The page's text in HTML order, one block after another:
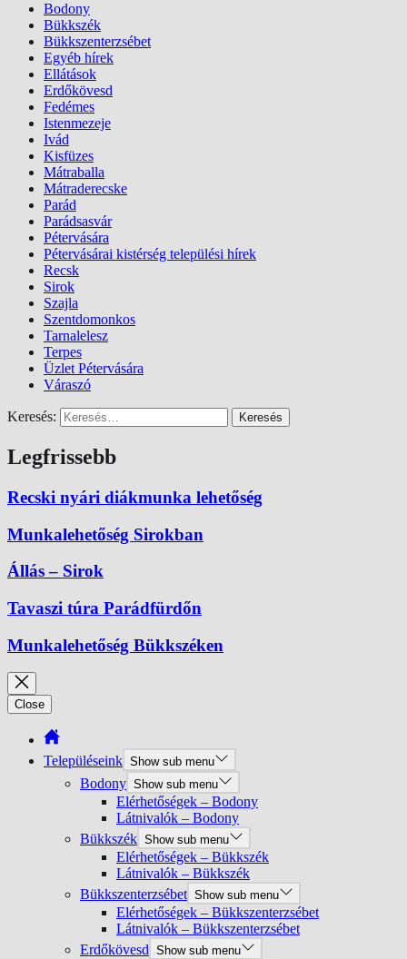
Bodony
Bükkszék
Bükkszenterzsébet
Egyéb hírek
Ellátások
Erdőkövesd
Fedémes
Istenmezeje
Ivád
Kisfüzes
Mátraballa
Mátraderecske
Parád
Parádsasvár
Pétervására
Pétervásárai kistérség települési hírek
Recsk
Sirok
Szajla
Szentdomonkos
Tarnalelesz
Terpes
Üzlet Pétervására
Váraszó
Keresés:
Legfrissebb
Recski nyári diákmunka lehetőség
Munkalehetőség Sirokban
Állás – Sirok
Tavaszi túra Parádfürdőn
Munkalehetőség Bükkszéken
Close
Településeink Show sub menu
Bodony Show sub menu
Elérhetőségek – Bodony
Látnivalók – Bodony
Bükkszék Show sub menu
Elérhetőségek – Bükkszék
Látnivalók – Bükkszék
Bükkszenterzsébet Show sub menu
Elérhetőségek – Bükkszenterzsébet
Látnivalók – Bükkszenterzsébet
Erdőkövesd Show sub menu